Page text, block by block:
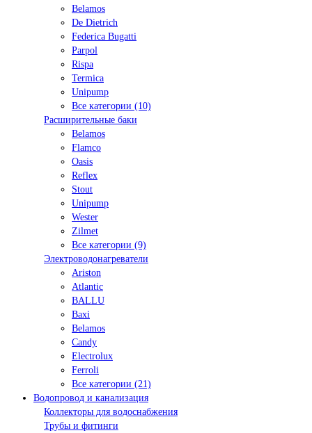
Belamos
De Dietrich
Federica Bugatti
Parpol
Rispa
Termica
Unipump
Все категории (10)
Расширительные баки
Belamos
Flamco
Oasis
Reflex
Stout
Unipump
Wester
Zilmet
Все категории (9)
Электроводонагреватели
Ariston
Atlantic
BALLU
Baxi
Belamos
Candy
Electrolux
Ferroli
Все категории (21)
Водопровод и канализация
Коллекторы для водоснабжения
Трубы и фитинги